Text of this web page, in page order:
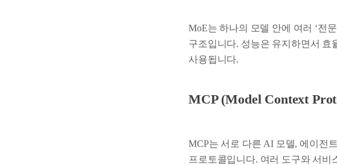
MoE는 하나의 모델 안에 여러 ‘전
구조입니다. 성능은 유지하면서 효
사용됩니다.
MCP (Model Context
MCP는 서로 다른 AI 모델, 에이전
프로토콜입니다. 여러 도구와 서비